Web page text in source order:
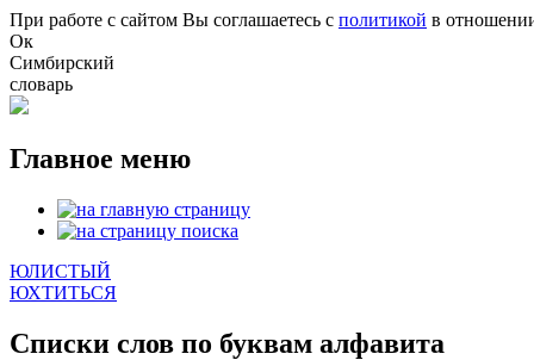
Перейти к основному содержанию
При работе с сайтом Вы соглашаетесь с политикой в
Ок
Симбирский
словарь
Главное меню
ЮЛИСТЫЙ
ЮХТИТЬСЯ
Списки слов по буквам алфавита